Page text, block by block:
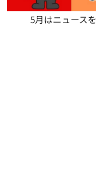
5月はニュース